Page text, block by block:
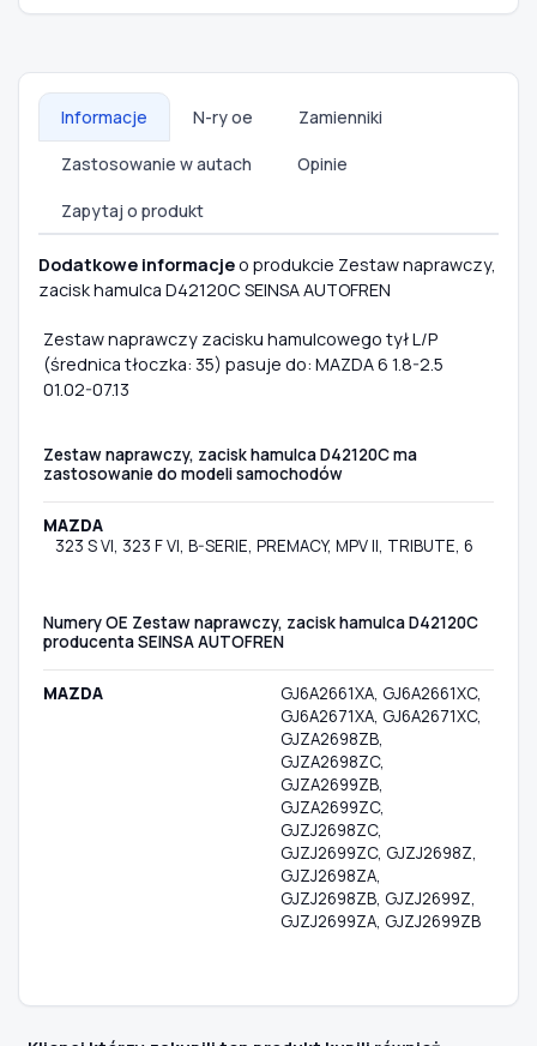
Informacje N-ry oe Zamienniki
Zastosowanie w autach Opinie
Zapytaj o produkt
Dodatkowe informacjeo produkcie Zestaw naprawczy,
zacisk hamulca D42120C SEINSA AUTOFREN
Zestaw naprawczy zacisku hamulcowego tył L/P
(średnica tłoczka: 35) pasuje do: MAZDA 6 1.8-2.5
01.02-07.13
Zestaw naprawczy, zacisk hamulca D42120C ma
zastosowanie do modeli samochodów
MAZDA
323 S VI, 323 F VI, B-SERIE, PREMACY, MPV II, TRIBUTE, 6
Numery OE Zestaw naprawczy, zacisk hamulca D42120C
producenta SEINSA AUTOFREN
MAZDA
GJ6A2661XA, GJ6A2661XC,
GJ6A2671XA, GJ6A2671XC,
GJZA2698ZB,
GJZA2698ZC,
GJZA2699ZB,
GJZA2699ZC,
GJZJ2698ZC,
GJZJ2699ZC, GJZJ2698Z,
GJZJ2698ZA,
GJZJ2698ZB, GJZJ2699Z,
GJZJ2699ZA, GJZJ2699ZB